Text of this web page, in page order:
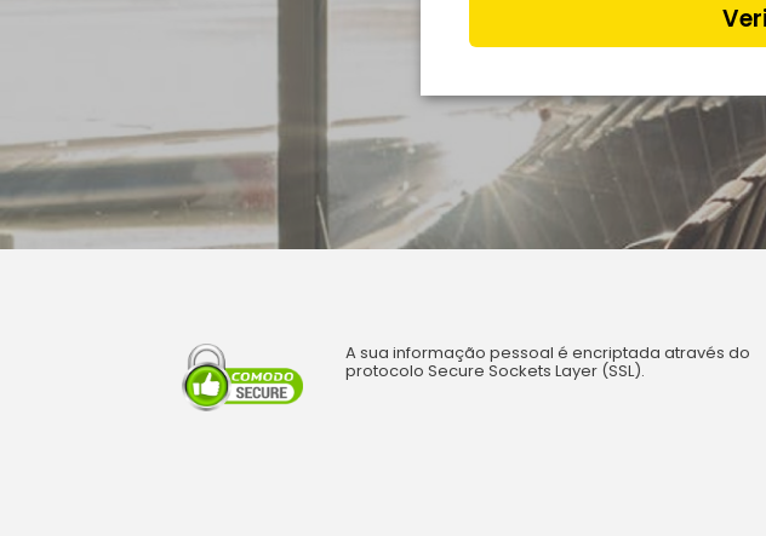
A sua informação pessoal é encriptada através do
protocolo Secure Sockets Layer (SSL).